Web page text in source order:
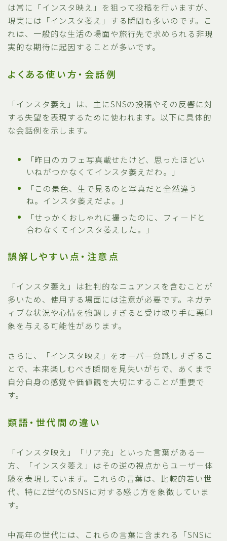
は常に「インスタ映え」を狙って投稿を行いますが、
現実には「インスタ萎え」する瞬間も多いのです。こ
れは、一般的な生活の場面や旅行先で求められる非現
実的な期待に起因することが多いです。
よくある使い方・会話例
「インスタ萎え」は、主にSNSの投稿やその反響に対
する失望を表現するために使われます。以下に具体的
な会話例を示します。
「昨日のカフェ写真載せたけど、思ったほどい
いねがつかなくてインスタ萎えだわ。」
「この景色、生で見るのと写真だと全然違う
ね。インスタ萎えだよ。」
「せっかくおしゃれに撮ったのに、フィードと
合わなくてインスタ萎えした。」
誤解しやすい点・注意点
「インスタ萎え」は批判的なニュアンスを含むことが
多いため、使用する場面には注意が必要です。ネガテ
ィブな状況や心情を強調しすぎると受け取り手に悪印
象を与える可能性があります。
さらに、「インスタ映え」をオーバー意識しすぎるこ
とで、本来楽しむべき瞬間を見失いがちで、あくまで
自分自身の感覚や価値観を大切にすることが重要で
す。
類語・世代間の違い
「インスタ映え」「リア充」といった言葉がある一
方、「インスタ萎え」はその逆の視点からユーザー体
験を表現しています。これらの言葉は、比較的若い世
代、特にZ世代のSNSに対する感じ方を象徴していま
す。
中高年の世代には、これらの言葉に含まれる「SNSに